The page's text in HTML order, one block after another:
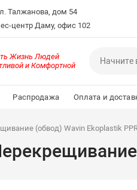
Талжанова, дом 54
центр Даму, офис 102
Жизнь Людей
и Комфортной
Распродажа Оплата и
(обвод) Wavin Ekoplastik